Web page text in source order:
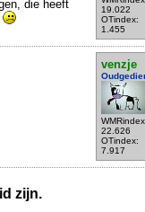
19.022
OTindex:
1.455
die heeft
venzje
22.626
OTindex:
7.917
zijn.